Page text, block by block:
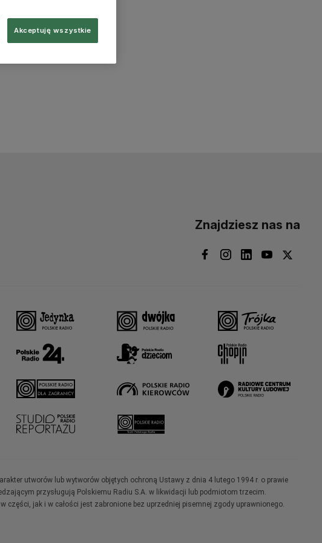
Znajdziesz nas na
utworów lub wytworów objętych ochroną Ustawy z dnia 4 lutego 1994 r. o prawie
przysługują Polskiemu Radiu S.A. w likwidacji lub podmiotom trzecim.
jak i w całości jest zabronione bez uprzedniej pisemnej zgody uprawnionego.
Akceptuję wszystkie